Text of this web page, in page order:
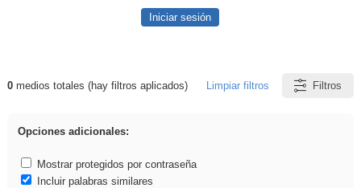
Iniciar sesión
Resultados de: iessanisidro
0medios totales (hay filtros aplicados) Limpiar filtros Filtros
Opciones adicionales:
Mostrar protegidos por contraseña
Incluir palabras similares